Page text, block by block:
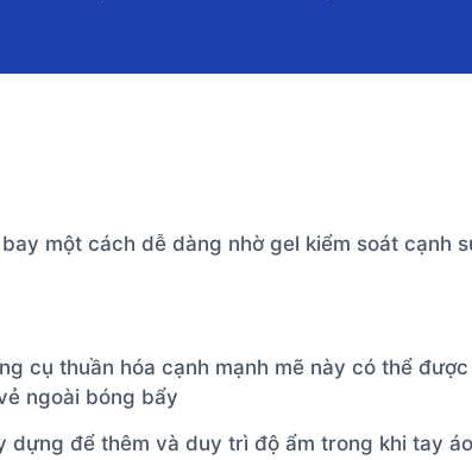
một cách dễ dàng nhờ gel kiểm soát cạnh
cụ thuần hóa cạnh mạnh mẽ này có thể
ngoài bóng bẩy
để thêm và duy trì độ ẩm trong khi tay